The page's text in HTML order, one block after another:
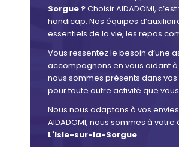
Sorgue ?Choisir AIDADOMI,
handicap. Nos équipes
essentiels de la vie, les repas
Vous ressentez le besoin d’une
accompagnons en vous aidant à
nous sommes présents dans
pour toute autre activité que
Nous nous adaptons à vos
AIDADOMI, nous sommes à
L'Isle-sur-la-Sorgue.